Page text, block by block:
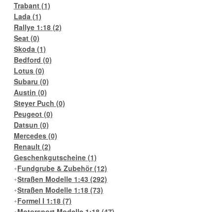
Trabant (1)
Lada (1)
Rallye 1:18 (2)
Seat (0)
Skoda (1)
Bedford (0)
Lotus (0)
Subaru (0)
Austin (0)
Steyer Puch (0)
Peugeot (0)
Datsun (0)
Mercedes (0)
Renault (2)
Geschenkgutscheine (1)
Fundgrube & Zubehör(12)
Straßen Modelle 1:43(292)
Straßen Modelle 1:18(73)
Formel I 1:18(7)